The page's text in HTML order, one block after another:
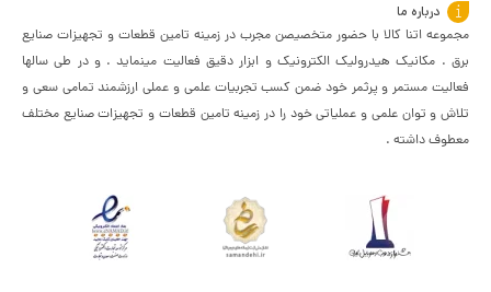
درباره ما
مجموعه اتنا کالا با حضور متخصیصن مجرب در زمینه تامین قطعات و تجهیزات صنایع
برق . مکانیک هیدرولیک الکترونیک و ابزار دقیق فعالیت مینماید . و در طی سالها
فعالیت مستمر و پرثمر خود ضمن کسب تجربیات علمی و عملی ارزشمند تمامی سعی و
تلاش و توان علمی و عملیاتی خود را در زمینه تامین قطعات و تجهیزات صنایع مختلف
معطوف داشته .